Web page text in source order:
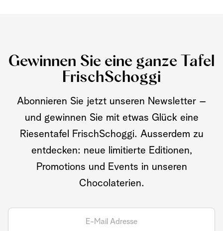
Gewinnen Sie eine ganze Tafel
FrischSchoggi
Abonnieren Sie jetzt unseren Newsletter –
und gewinnen Sie mit etwas Glück eine
Riesentafel FrischSchoggi. Ausserdem zu
entdecken: neue limitierte Editionen,
Promotions und Events in unseren
Chocolaterien.